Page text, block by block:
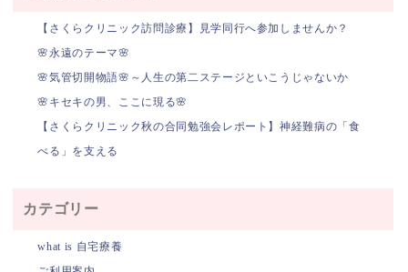
【さくらクリニック訪問診療】見学同行へ参加しませんか？
🌸永遠のテーマ🌸
🌸気管切開物語🌸～人生の第二ステージといこうじゃないか
🌸キセキの男、ここに現る🌸
【さくらクリニック秋の合同勉強会レポート】神経難病の「食
べる」を支える
カテゴリー
what is 自宅療養